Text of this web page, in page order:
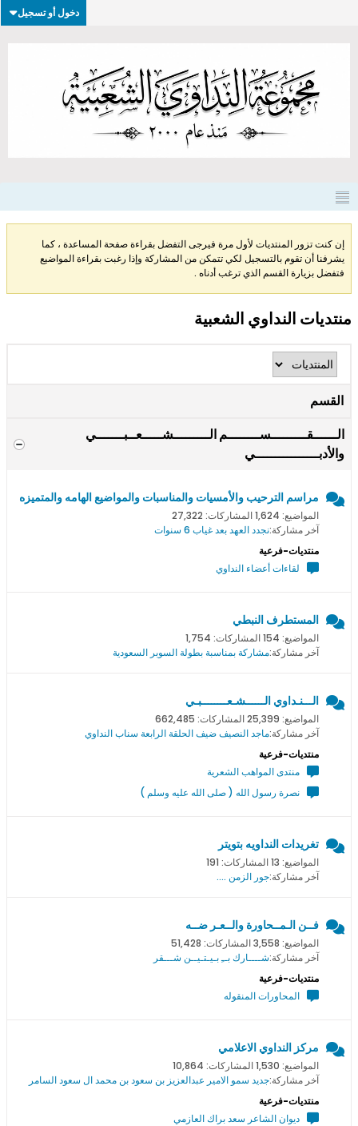
دخول أو تسجيل
إن كنت تزور المنتديات لأول مرة فيرجى التفضل بقراءة صفحة المساعدة ، كما
يشرفنا أن تقوم بالتسجيل لكي تتمكن من المشاركة وإذا رغبت بقراءة المواضيع
فتفضل بزيارة القسم الذي ترغب أدناه .
منتديات النداوي الشعبية
القسم
الــــــقـــــــــســــــــم الـــــــــشـــــعــبـــــــي
والأدبــــــــــــــــي
مراسم الترحيب والأمسيات والمناسبات والمواضيع الهامه والمتميزه
المواضيع: 1,624 المشاركات: 27,322
آخر مشاركة:نجدد العهد بعد غياب 6 سنوات
منتديات-فرعية
لقاءات أعضاء النداوي
المستطرف النبطي
المواضيع: 154 المشاركات: 1,754
آخر مشاركة:مشاركة بمناسبة بطولة السوبر السعودية
الـــنـداوي الــــــشـعــــــــبـي
المواضيع: 25,399 المشاركات: 662,485
آخر مشاركة:ماجد النصيف ضيف الحلقة الرابعة سناب النداوي
منتديات-فرعية
منتدى المواهب الشعرية
نصرة رسول الله ( صلى الله عليه وسلم )
تغريدات النداويه بتويتر
المواضيع: 13 المشاركات: 191
آخر مشاركة:جور الزمن ....
فــن الـمــحاورة والــعـر ضــه
المواضيع: 3,558 المشاركات: 51,428
آخر مشاركة:شــــارك بــِ بـيـتـيــن شـــقر
منتديات-فرعية
المحاورات المنقوله
مركز النداوي الاعلامي
المواضيع: 1,530 المشاركات: 10,864
آخر مشاركة:جديد سمو اﻻمير عبدالعزيز بن سعود بن محمد ال سعود السامر
منتديات-فرعية
ديوان الشاعر سعد براك العازمي